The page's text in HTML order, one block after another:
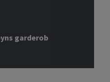
garderob